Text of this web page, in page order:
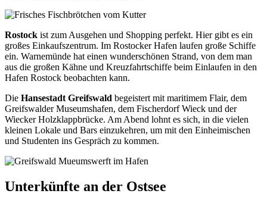
Rostock ist zum Ausgehen und Shopping perfekt. Hier gibt es ein
großes Einkaufszentrum. Im Rostocker Hafen laufen große Schiffe
ein. Warnemünde hat einen wunderschönen Strand, von dem man
aus die großen Kähne und Kreuzfahrtschiffe beim Einlaufen in den
Hafen Rostock beobachten kann.
Die Hansestadt Greifswald begeistert mit maritimem Flair, dem
Greifswalder Museumshafen, dem Fischerdorf Wieck und der
Wiecker Holzklappbrücke. Am Abend lohnt es sich, in die vielen
kleinen Lokale und Bars einzukehren, um mit den Einheimischen
und Studenten ins Gespräch zu kommen.
Unterkünfte an der Ostsee